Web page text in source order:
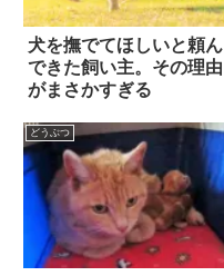
犬を撫でてほしいと頼ん
できた飼い主。その理由
がまさかすぎる
どうぶつ